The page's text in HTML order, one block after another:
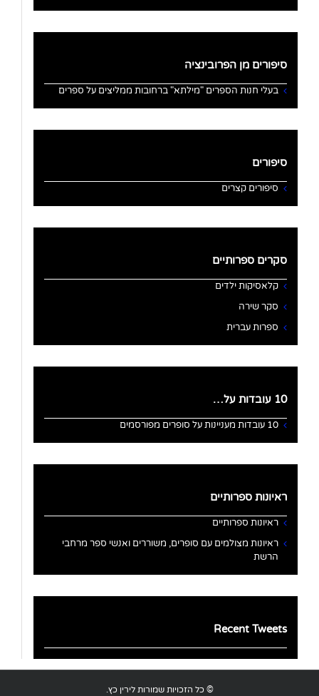
סיפורים מן הפרובינציה
בעלי חנות הספרים "מילתא" ברחובות ממליצים על ספרים
סיפורים
סיפורים קצרים
סקרים ספרותיים
קלאסיקות ילדים
סקר שירה
ספרות עברית
10 עובדות על…
10 עובדות מעניינות על סופרים מפורסמים
ראיונות ספרותיים
ראיונות ספרותיים
ראיונות מצולמים עם סופרים, משוררים ואנשי ספר מרחבי
הרשת
Recent Tweets
© כל הזכויות שמורות לירין כץ.